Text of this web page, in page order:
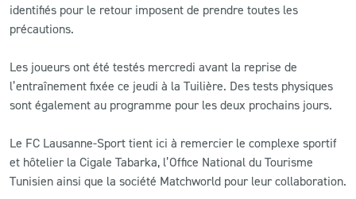
identifiés pour le retour imposent de prendre toutes les
précautions.
Les joueurs ont été testés mercredi avant la reprise de
l’entraînement fixée ce jeudi à la Tuilière. Des tests physiques
sont également au programme pour les deux prochains jours.
Le FC Lausanne-Sport tient ici à remercier le complexe sportif
et hôtelier la Cigale Tabarka, l’Office National du Tourisme
Tunisien ainsi que la société Matchworld pour leur collaboration.